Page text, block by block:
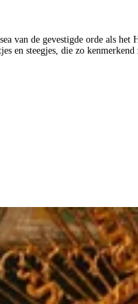
van de gevestigde orde als
steegjes, die zo